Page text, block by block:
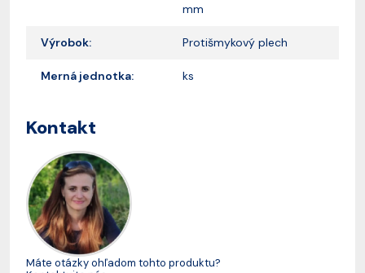
mm
Výrobok: Protišmykový plech
Merná jednotka: ks
Kontakt
Máte otázky ohľadom tohto produktu?